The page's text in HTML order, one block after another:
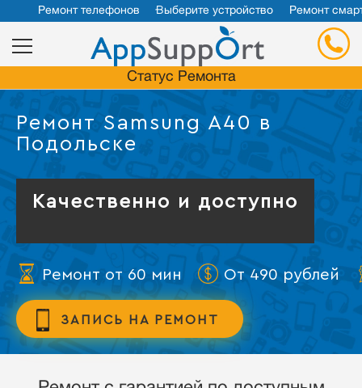
Ремонт телефонов Выберите устройство Ремонт
Статус Ремонта
Ремонт Samsung A40 в
Подольске
Качественно и доступно
Ремонт от 60 мин От 490 рублей
ЗАПИСЬ НА РЕМОНТ